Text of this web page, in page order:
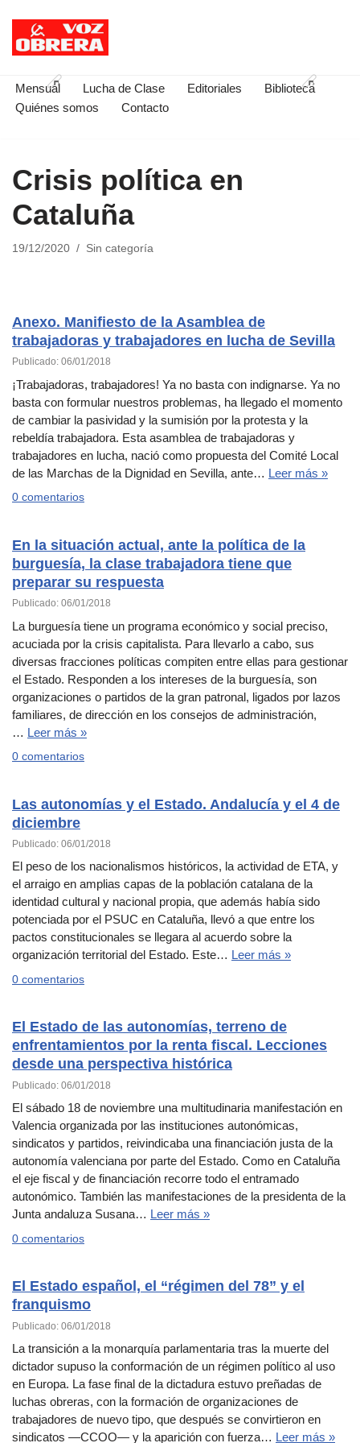
Saltar
contenido
Mensual Lucha de Clase Editoriales
Biblioteca
Quiénes somos
Contacto
Crisis política en
Cataluña
19/12/2020 Sin categoría
Anexo. Manifiesto de la Asamblea de
trabajadoras y trabajadores en lucha de Sevilla
Publicado: 06/01/2018
¡Trabajadoras, trabajadores! Ya no basta con indignarse. Ya no
basta con formular nuestros problemas, ha llegado el momento
de cambiar la pasividad y la sumisión por la protesta y la
rebeldía trabajadora. Esta asamblea de trabajadoras y
trabajadores en lucha, nació como propuesta del Comité Local
de las Marchas de la Dignidad en Sevilla, ante… Leer más »
0 comentarios
En la situación actual, ante la política de la
burguesía, la clase trabajadora tiene que
preparar su respuesta
Publicado: 06/01/2018
La burguesía tiene un programa económico y social preciso,
acuciada por la crisis capitalista. Para llevarlo a cabo, sus
diversas fracciones políticas compiten entre ellas para gestionar
el Estado. Responden a los intereses de la burguesía, son
organizaciones o partidos de la gran patronal, ligados por lazos
familiares, de dirección en los consejos de administración,
… Leer más »
0 comentarios
Las autonomías y el Estado. Andalucía y el 4 de
diciembre
Publicado: 06/01/2018
El peso de los nacionalismos históricos, la actividad de ETA, y
el arraigo en amplias capas de la población catalana de la
identidad cultural y nacional propia, que además había sido
potenciada por el PSUC en Cataluña, llevó a que entre los
pactos constitucionales se llegara al acuerdo sobre la
organización territorial del Estado. Este… Leer más »
0 comentarios
El Estado de las autonomías, terreno de
enfrentamientos por la renta fiscal. Lecciones
desde una perspectiva histórica
Publicado: 06/01/2018
El sábado 18 de noviembre una multitudinaria manifestación en
Valencia organizada por las instituciones autonómicas,
sindicatos y partidos, reivindicaba una financiación justa de la
autonomía valenciana por parte del Estado. Como en Cataluña
el eje fiscal y de financiación recorre todo el entramado
autonómico. También las manifestaciones de la presidenta de la
Junta andaluza Susana… Leer más »
0 comentarios
El Estado español, el “régimen del 78” y el
franquismo
Publicado: 06/01/2018
La transición a la monarquía parlamentaria tras la muerte del
dictador supuso la conformación de un régimen político al uso
en Europa. La fase final de la dictadura estuvo preñadas de
luchas obreras, con la formación de organizaciones de
trabajadores de nuevo tipo, que después se convirtieron en
sindicatos —CCOO— y la aparición con fuerza… Leer más »